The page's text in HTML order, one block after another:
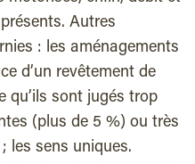
Autres
: les aménagements
d’un revêtement de
qu’ils sont jugés trop
(plus de 5 %) ou très
les sens uniques.